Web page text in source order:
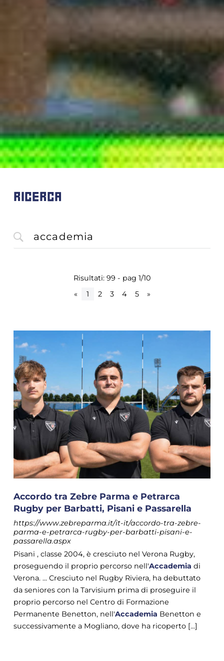
RICERCA
Risultati: 99 - pag 1/10
«
1 2 3 4 5 »
Accordo tra Zebre Parma e Petrarca
Rugby per Barbatti, Pisani e Passarella
https://www.zebreparma.it/it-it/accordo-tra-zebre-
parma-e-petrarca-rugby-per-barbatti-pisani-e-
passarella.aspx
Pisani , classe 2004, è cresciuto nel Verona Rugby,
proseguendo il proprio percorso nell'Accademia di
Verona. ... Cresciuto nel Rugby Riviera, ha debuttato
da seniores con la Tarvisium prima di proseguire il
proprio percorso nel Centro di Formazione
Permanente Benetton, nell'Accademia Benetton e
successivamente a Mogliano, dove ha ricoperto [...]